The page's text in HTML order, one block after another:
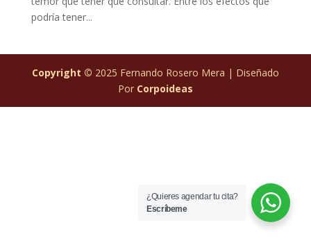
podría tener...
Copyright © 2025 Fernando Rosero Mera | Diseñado
Por Corpoideas
¿Quieres agendar tu cita?
Escríbeme